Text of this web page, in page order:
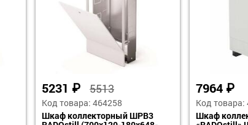
5231 ₽ 5513
Код товара: 464258
Шкаф коллекторный ШРВ3
7964 ₽
Код товара:
Шкаф